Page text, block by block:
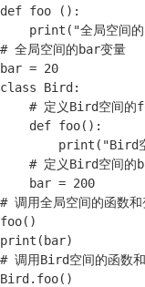
def foo ():
print("全局空间的
# 全局空间的bar变量
bar = 20
class Bird:
# 定义Bird空间的
def foo():
print("Bird空间
# 定义Bird空间的
bar = 200
# 调用全局空间的函数和
foo()
print(bar)
# 调用Bird空间的函数
Bird.foo()